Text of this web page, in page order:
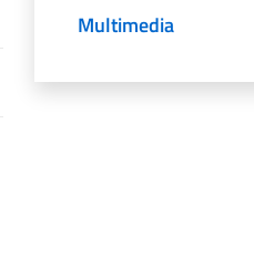
Multimedia